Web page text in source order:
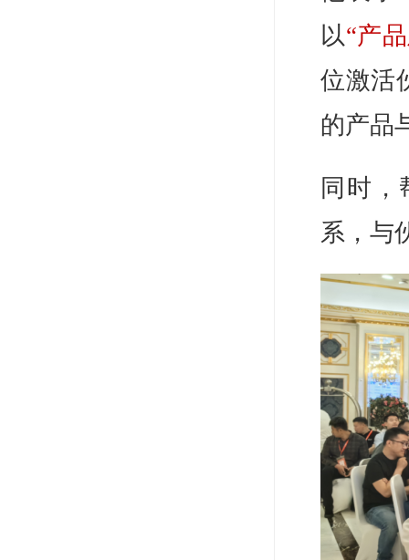
以“产
位激活
的产品
同时，
系，与